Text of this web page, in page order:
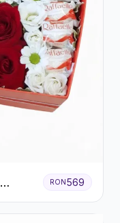
RON 569